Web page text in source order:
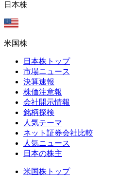
日本株
米国株
日本株トップ
市場ニュース
決算速報
株価注意報
会社開示情報
銘柄探検
人気テーマ
ネット証券会社比較
人気ニュース
日本の株主
米国株トップ